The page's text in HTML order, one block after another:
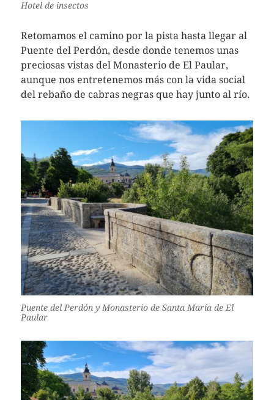
Hotel de insectos
Retomamos el camino por la pista hasta llegar al
Puente del Perdón, desde donde tenemos unas
preciosas vistas del Monasterio de El Paular,
aunque nos entretenemos más con la vida social
del rebaño de cabras negras que hay junto al río.
Puente del Perdón y Monasterio de Santa María de El
Paular